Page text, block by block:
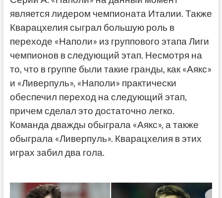
является лидером чемпионата Италии. Также
Кварацхелия сыграл большую роль в
переходе «Наполи» из группового этапа Лиги
чемпионов в следующий этап. Несмотря на
то, что в группе были такие гранды, как «Аякс»
и «Ливерпуль», «Наполи» практически
обеспечил переход на следующий этап,
причем сделал это достаточно легко.
Команда дважды обыграла «Аякс», а также
обыграла «Ливерпуль». Кварацхелия в этих
играх забил два гола.